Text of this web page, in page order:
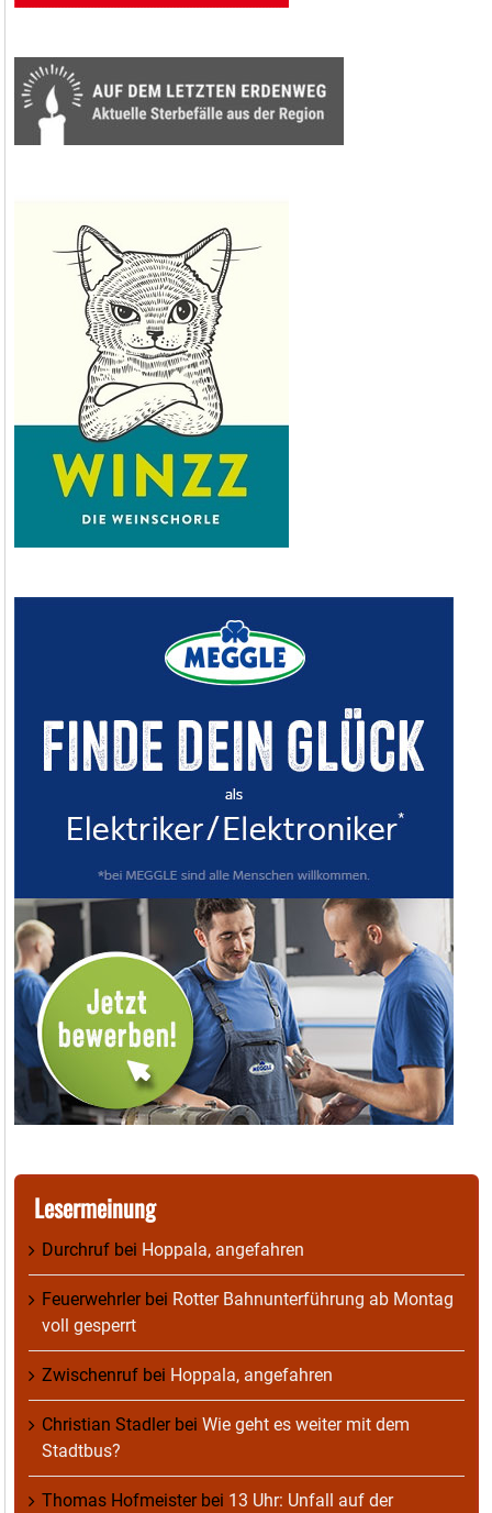
Lesermeinung
Durchruf bei Hoppala, angefahren
Feuerwehrlerbei Rotter Bahnunterführung ab Montag
voll gesperrt
Zwischenruf bei Hoppala, angefahren
Christian Stadlerbei Wie geht es weiter mit dem
Stadtbus?
Thomas Hofmeisterbei 13 Uhr: Unfall auf der